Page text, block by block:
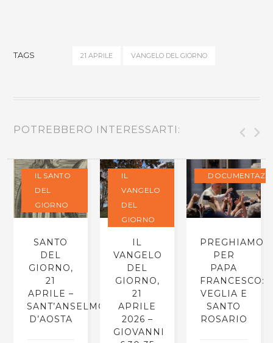
TAGS 21 APRILE VANGELO DEL GIORNO
POTREBBERO INTERESSARTI:
IL SANTO
DEL
GIORNO
SANTO
DEL
GIORNO,
21
APRILE –
SANT’ANSELMO
D’AOSTA
IL
VANGELO
DEL
GIORNO
IL
VANGELO
DEL
GIORNO,
21
APRILE
2026 –
GIOVANNI
PREGHIAMO
PER
PAPA
FRANCESCO:
VEGLIA E
SANTO
ROSARIO